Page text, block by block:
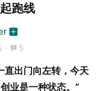
跑线
· 5
直出门向左转，今天
业是一种状态。”